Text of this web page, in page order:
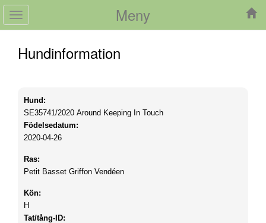
Meny
Toggle
navigation
Hundinformation
Hund:
SE35741/2020 Around Keeping In Touch
Födelsedatum:
2020-04-26
Ras:
Petit Basset Griffon Vendéen
Kön:
H
Tat/tång-ID: